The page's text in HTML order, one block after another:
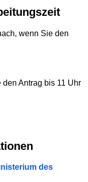
wenn Sie den
den Antrag bis 11 Uhr
des